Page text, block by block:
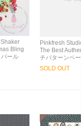
Bling
ール
Pinkfresh
The Best
チパターンペ
SOLD OUT